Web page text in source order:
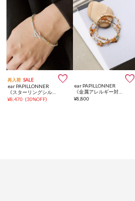
再入荷 SALE 
ear PAPILLONNER
¥8,470 (30%OFF)

ear PAPILLONNER
¥8,800